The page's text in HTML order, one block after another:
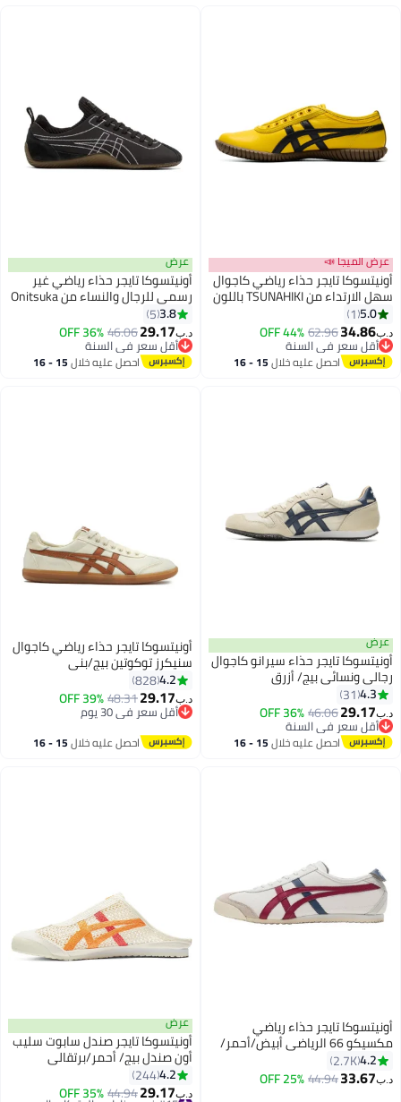
4
عرض الميجا 📣
أونيتسوكا تايجر حذاء رياضي كاجوال
سهل الارتداء من TSUNAHIKI باللون
الأصفر/الأسود للنساء/الرجال/
الطلاب
5.0
1
د.ب‏34.86
62.96
44% OFF
أقل سعر في السنة
أقل سعر في السنة
احصل عليه خلال 15 - 16
عرض
أونيتسوكا تايجر حذاء رياضي غير
رسمي للرجال والنساء من Onitsuka
Tiger SCLAW باللون الأسود
3.8
5
د.ب‏29.17
46.06
36% OFF
أقل سعر في السنة
أقل سعر في السنة
احصل عليه خلال 15 - 16
عرض
أونيتسوكا تايجر حذاء سيرانو كاجوال
رجالي ونسائي بيج/ أزرق
4.3
31
د.ب‏29.17
46.06
36% OFF
أقل سعر في السنة
أقل سعر في السنة
احصل عليه خلال 15 - 16
أونيتسوكا تايجر حذاء رياضي كاجوال
سنيكرز توكوتين بيج/بني
4.2
828
د.ب‏29.17
48.31
39% OFF
أقل سعر في 30 يوم
أقل سعر في 30 يوم
احصل عليه خلال 15 - 16
32
أونيتسوكا تايجر حذاء رياضي
مكسيكو 66 الرياضي أبيض/أحمر/
أزرق بحري للنساء/الرجال/الطلبة
4.2
2.7K
د.ب‏33.67
44.94
25% OFF
25
عرض
أونيتسوكا تايجر صندل سابوت سليب
أون صندل بيج/ أحمر/برتقالي
للرجال/النساء/الطلبة
4.2
244
د.ب‏29.17
44.94
35% OFF #15 في صنادل رجالية كاجوال